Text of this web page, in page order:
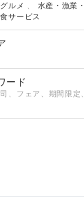
ルメ 水産・漁業
サービス
ード
、フェア、期間限定